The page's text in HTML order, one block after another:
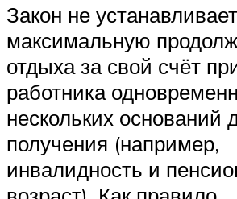
Закон не устанавливает
максимальную
отдыха за свой счёт
работника
нескольких оснований
получения (например,
инвалидность и